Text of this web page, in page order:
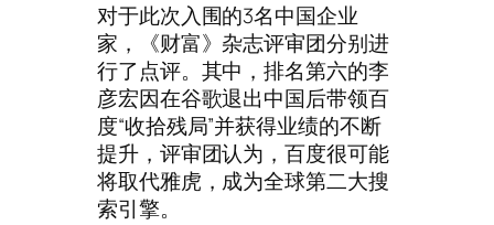
对于此次入围的3名中国企业
家，《财富》杂志评审团分别进
行了点评。其中，排名第六的李
彦宏因在谷歌退出中国后带领百
度“收拾残局”并获得业绩的不断
提升，评审团认为，百度很可能
将取代雅虎，成为全球第二大搜
索引擎。